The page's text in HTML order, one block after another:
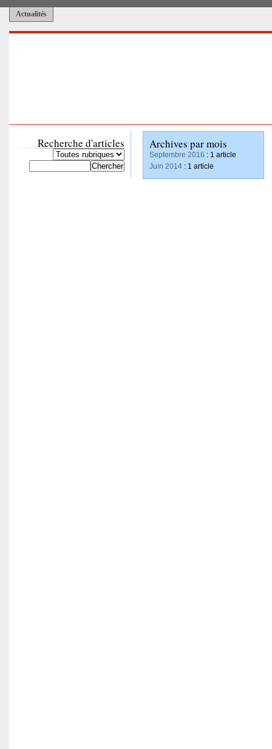
Actualités
Recherche d'articles Archives par mois
Septembre 2016 : 1 article
Juin 2014 : 1 article